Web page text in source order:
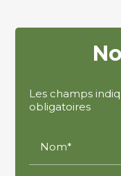
Les champs
obligatoires
Nom*